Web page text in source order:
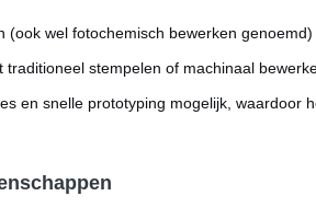
(ook wel fotochemisch bewerken
traditioneel stempelen of machinaal
en snelle prototyping mogelijk, waardoor